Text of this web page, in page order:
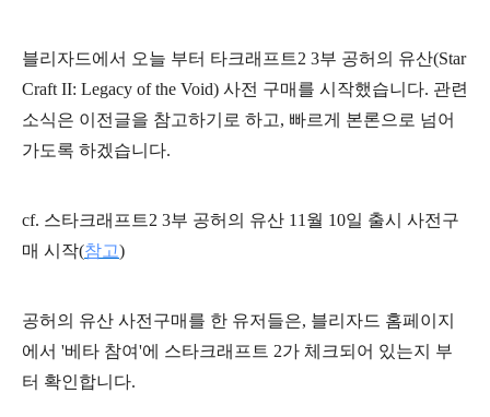
블리자드에서 오늘 부터 타크래프트2 3부 공허의 유산(Star
Craft II: Legacy of the Void) 사전 구매를 시작했습니다. 관련
소식은 이전글을 참고하기로 하고, 빠르게 본론으로 넘어
가도록 하겠습니다.
cf. 스타크래프트2 3부 공허의 유산 11월 10일 출시 사전구
매 시작(참고)
공허의 유산 사전구매를 한 유저들은, 블리자드 홈페이지
에서 '베타 참여'에 스타크래프트 2가 체크되어 있는지 부
터 확인합니다.